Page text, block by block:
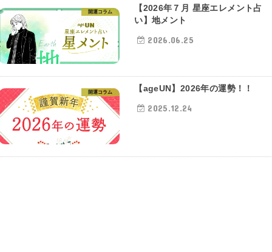
開運コラム
【2026年７月 星座エレメント占
い】地メント
2026.06.25
開運コラム 【ageUN】2026年の運勢！！
2025.12.24